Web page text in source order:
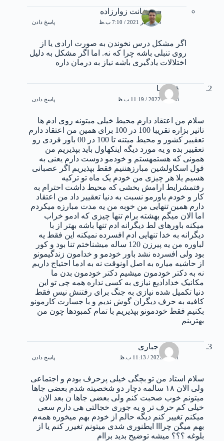
سوشیانت زوارزاده
25 نوامبر 2021 / 7:10 ب.ظ پاسخ دادن
اگر مشکل درس نخوندن به صورت ارادی یا از
روی تنبلی باشه چرا که نه. اما اگر مشکل به دلیل
اختلالات یادگیری باشه نیاز به درمان داره
فاطیما
8 فوریه 2022 / 11:19 ب.ظ پاسخ دادن
سلام من اعتقاد دارم محیط خیلی میتونه روی ادم ها
تاثیر بزاره تقریبا 100 در 100 برای همین من اعتقاد دارم
تعقییر کشور و محیط میتنه تا 100 در 00 باور فردی رو
تعقییر بده و یه مورد دیگه اینکهاول باید بپذیریم من
همونی که هستمهستم و خودمو دوست دارم یعنی به
قول اسکاولشین مبارزهننیم فقط بپذیریم اگر عصبانی
هسیم یلا هر چیزی من خودم یک ماه تو ترکیه
رفتمشرایط ارامش بخشی که محیط داشت احترام به
کار و خودم باورمو نسبت به دنیا تعقییر داد من اعتقاد
دارم همین تنهایی من خوبه من یه مدت مبارزه میکردم
اما الان میگم بهشته برام تنها چیزی که ادمو خراب
میکنه باورهای لط دیگرانه ادم تنها باشه بهتر از با
دیگرانه به خدا تنهایی ادم افسرده نمیکنه این فقط یه
لباوره من یه پیرزن 120 ساله میشناختم تنا بود و کور
بود ولی افسرده نشد باور خودمو و خدامون زندگیمونو
از حاشیه میاره به اصل اونوقت نه به ادما احتیاج داریم
نه به دکتر خودمون میشیم دکتر خودمون بدن ما
مکانیک خدادادیع نیازی به کسی نداره همه چی تو این
دنیا تکمیل شده نیازی به جنگ برای رفتنش نیس فقط
کافیه به حرف دیگران گوش ندیم و با جسارت کارمونو
بکنیم فقط خودمونو بپذیریم با تمام کمبودها چون من
بهترینم
مهدی جباری
21 می 2022 / 11:13 ب.ظ پاسخ دادن
سلام استاد من تو بچگی خیلی پرحرف بودم و اجتماعی
ولی الان ۱۸ سالمه دچار دو شخصیته شدم بعضی جاها
میتونم خوب صحبت کنم ولی بعضی جاها ن بعد الان
خیلی کم حرف تر و یه جوری خجالتی هی دارم سعی
میکنم تغییر کنم دیگه حالم از خودم بهم میخوره همه‌م
بهم میگن چرااا ایطنوری شدی میتونم تغیرر کنم یا از
بلوغه ؟؟؟ میشه توضیح بدید براام